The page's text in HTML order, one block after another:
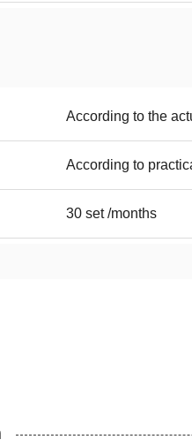
According to the
According to
30 set /months